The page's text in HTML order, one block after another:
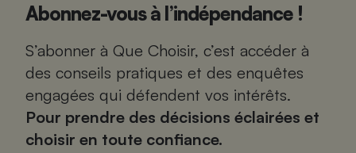
Abonnez-vous à l’indépendance !
S’abonner à Que Choisir, c’est accéder à
des conseils pratiques et des enquêtes
engagées qui défendent vos intérêts.
Pour prendre des décisions éclairées et
choisir en toute confiance.